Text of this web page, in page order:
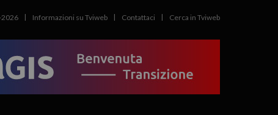
2026 Informazioni su Tviweb Contattaci Cerca in Tviweb